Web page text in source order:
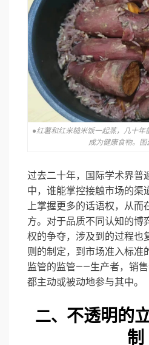
●红薯和红米糙米饭一起蒸，几十年
成为健康食物。图
过去二十年，国际学术界普
中，谁能掌控接触市场的渠
上掌握更多的话语权，从而
方。对于品质不同认知的博
权的争夺，涉及到的过程
则的制定，到市场准入标准
监管的监管——生产者，销
都主动或被动地参与其中。
二、 不透明的
制